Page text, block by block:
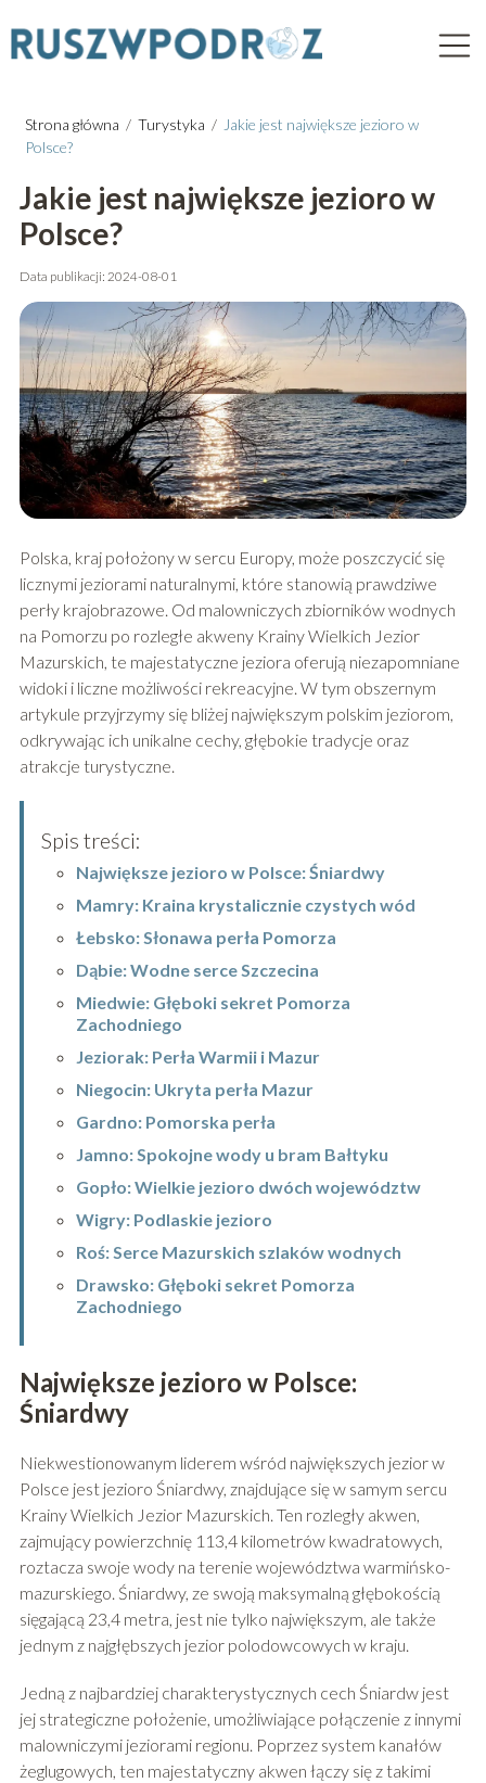
Strona główna / Turystyka / Jakie jest największe jezioro w
Polsce?
Jakie jest największe jezioro w
Polsce?
Data publikacji: 2024-08-01
Polska, kraj położony w sercu Europy, może poszczycić się
licznymi jeziorami naturalnymi, które stanowią prawdziwe
perły krajobrazowe. Od malowniczych zbiorników wodnych
na Pomorzu po rozległe akweny Krainy Wielkich Jezior
Mazurskich, te majestatyczne jeziora oferują niezapomniane
widoki i liczne możliwości rekreacyjne. W tym obszernym
artykule przyjrzymy się bliżej największym polskim jeziorom,
odkrywając ich unikalne cechy, głębokie tradycje oraz
atrakcje turystyczne.
Spis treści:
Największe jezioro w Polsce: Śniardwy
Mamry: Kraina krystalicznie czystych wód
Łebsko: Słonawa perła Pomorza
Dąbie: Wodne serce Szczecina
Miedwie: Głęboki sekret Pomorza
Zachodniego
Jeziorak: Perła Warmii i Mazur
Niegocin: Ukryta perła Mazur
Gardno: Pomorska perła
Jamno: Spokojne wody u bram Bałtyku
Gopło: Wielkie jezioro dwóch województw
Wigry: Podlaskie jezioro
Roś: Serce Mazurskich szlaków wodnych
Drawsko: Głęboki sekret Pomorza
Zachodniego
Największe jezioro w Polsce:
Śniardwy
Niekwestionowanym liderem wśród największych jezior w
Polsce jest jezioro Śniardwy, znajdujące się w samym sercu
Krainy Wielkich Jezior Mazurskich. Ten rozległy akwen,
zajmujący powierzchnię 113,4 kilometrów kwadratowych,
roztacza swoje wody na terenie województwa warmińsko-
mazurskiego. Śniardwy, ze swoją maksymalną głębokością
sięgającą 23,4 metra, jest nie tylko największym, ale także
jednym z najgłębszych jezior polodowcowych w kraju.
Jedną z najbardziej charakterystycznych cech Śniardw jest
jej strategiczne położenie, umożliwiające połączenie z innymi
malowniczymi jeziorami regionu. Poprzez system kanałów
żeglugowych, ten majestatyczny akwen łączy się z takimi